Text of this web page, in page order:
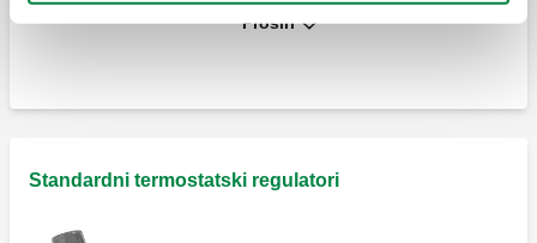
Uložak za funkciju toplinske dezinfekcije s
Izolacijska kutija.
Proširi
Standardni termostatski regulatori